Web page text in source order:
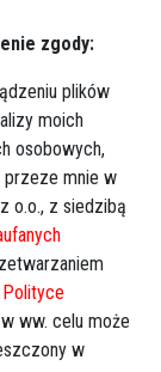
,powiat
zgody:
plików
moich
osobowych,
przeze mnie w
o.o., z siedzibą
Polityce
ww. celu może
w